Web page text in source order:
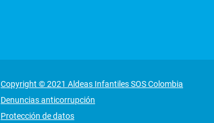
Copyright © 2021 Aldeas Infantiles SOS Colombia
Denuncias anticorrupción
Protección de datos